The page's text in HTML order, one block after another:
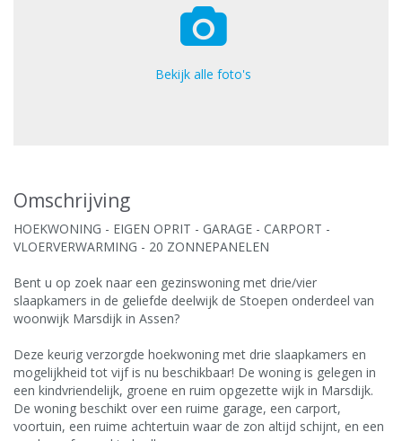
Bekijk alle foto's
Omschrijving
HOEKWONING - EIGEN OPRIT - GARAGE - CARPORT -
VLOERVERWARMING - 20 ZONNEPANELEN
Bent u op zoek naar een gezinswoning met drie/vier
slaapkamers in de geliefde deelwijk de Stoepen onderdeel van
woonwijk Marsdijk in Assen?
Deze keurig verzorgde hoekwoning met drie slaapkamers en
mogelijkheid tot vijf is nu beschikbaar! De woning is gelegen in
een kindvriendelijk, groene en ruim opgezette wijk in Marsdijk.
De woning beschikt over een ruime garage, een carport,
voortuin, een ruime achtertuin waar de zon altijd schijnt, en een